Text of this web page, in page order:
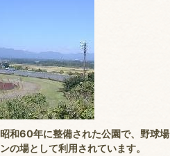
和60年に整備された公園で、野球場
の場として利用されています。